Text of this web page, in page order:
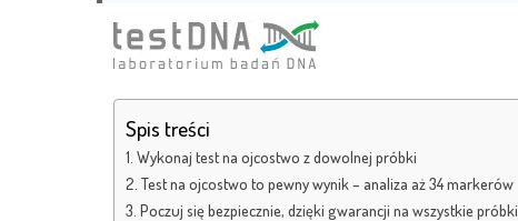
Spis treści
Wykonaj test na ojcostwo z dowolnej próbki
Test na ojcostwo to pewny wynik – analiza aż 34 markerów
Poczuj się bezpiecznie, dzięki gwarancji na wszystkie próbki